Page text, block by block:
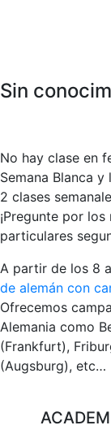
Sin
No hay clase en
Semana Blanca
2 clases
¡Pregunte por
particulares
A partir de los 8
de alemán con
Ofrecemos
Alemania como
(Frankfurt),
(Augsburg), etc…